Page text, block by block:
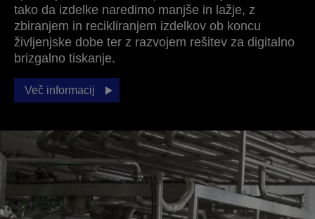
tako da izdelke naredimo manjše in lažje, z
zbiranjem in recikliranjem izdelkov ob koncu
življenjske dobe ter z razvojem rešitev za digitalno
brizgalno tiskanje.
Več informacij